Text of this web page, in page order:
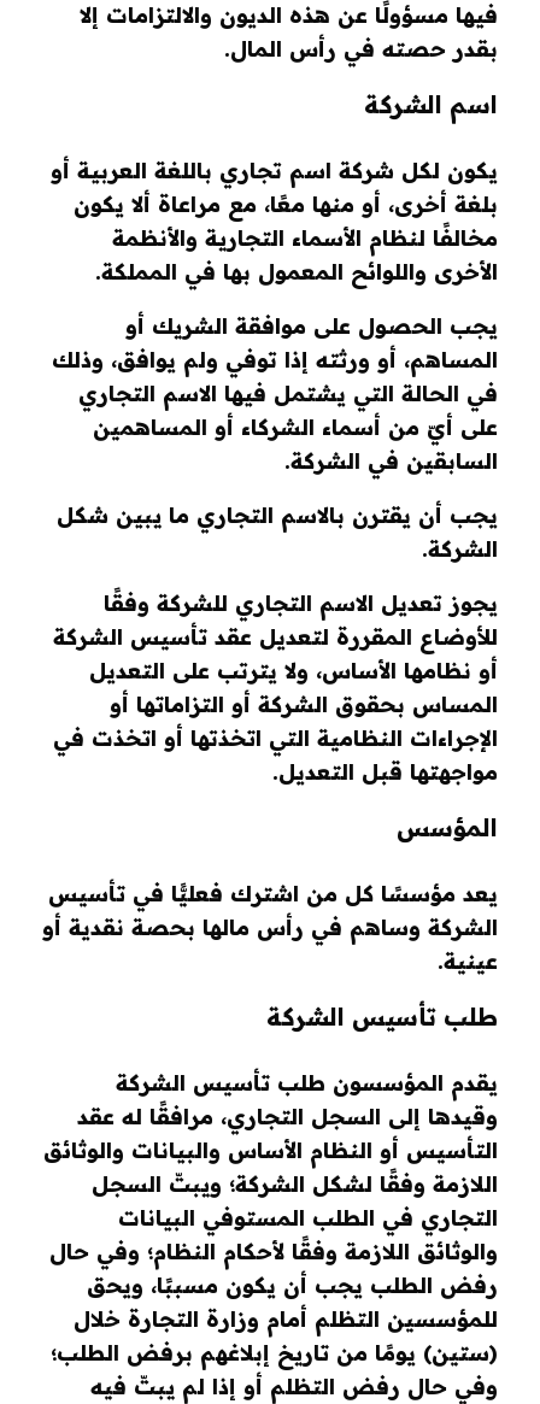
فيها مسؤولًا عن هذه الديون والالتزامات إلا
بقدر حصته في رأس المال.
اسم الشركة
يكون لكل شركة اسم تجاري باللغة العربية أو
بلغة أخرى، أو منها معًا، مع مراعاة ألا يكون
مخالفًا لنظام الأسماء التجارية والأنظمة
الأخرى واللوائح المعمول بها في المملكة.
يجب الحصول على موافقة الشريك أو
المساهم، أو ورثته إذا توفي ولم يوافق، وذلك
في الحالة التي يشتمل فيها الاسم التجاري
على أيّ من أسماء الشركاء أو المساهمين
السابقين في الشركة.
يجب أن يقترن بالاسم التجاري ما يبين شكل
الشركة.
يجوز تعديل الاسم التجاري للشركة وفقًا
للأوضاع المقررة لتعديل عقد تأسيس الشركة
أو نظامها الأساس، ولا يترتب على التعديل
المساس بحقوق الشركة أو التزاماتها أو
الإجراءات النظامية التي اتخذتها أو اتخذت في
مواجهتها قبل التعديل.
المؤسس
يعد مؤسسًا كل من اشترك فعليًّا في تأسيس
الشركة وساهم في رأس مالها بحصة نقدية أو
عينية.
طلب تأسيس الشركة
يقدم المؤسسون طلب تأسيس الشركة
وقيدها إلى السجل التجاري، مرافقًا له عقد
التأسيس أو النظام الأساس والبيانات والوثائق
اللازمة وفقًا لشكل الشركة؛ ويبتّ السجل
التجاري في الطلب المستوفي البيانات
والوثائق اللازمة وفقًا لأحكام النظام؛ وفي حال
رفض الطلب يجب أن يكون مسببًا، ويحق
للمؤسسين التظلم أمام وزارة التجارة خلال
(ستين) يومًا من تاريخ إبلاغهم برفض الطلب؛
وفي حال رفض التظلم أو إذا لم يبتّ فيه